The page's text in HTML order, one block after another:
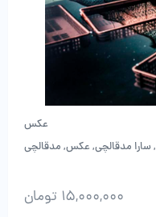
عکس
,سارا مدقالچی, عکس, مدقالچی
15,000,000 تومان